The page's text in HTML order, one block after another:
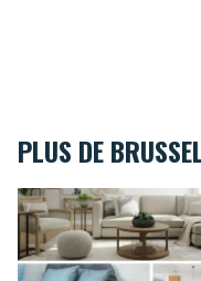
PLUS DE
Comment bien choisir